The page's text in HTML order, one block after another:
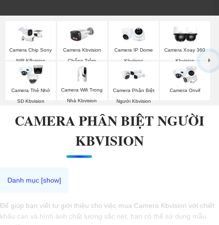
Camera Chip Sony
NIR KBvision
Camera Kbvision
Chống Trộm
Camera IP Dome
Kbviison
Camera Xoay 360
Kbvision
Camera Thẻ Nhớ
SD Kbvision
Camera Wifi Trong
Nhà Kbvision
Camera Phân Biệt
Người Kbvision
Camera Onvif
CAMERA PHÂN BIỆT NGƯỜI
KBVISION
Để giúp bạn viết tư giới thiệu cho việc mua Camera Kbvision với chiết
khấu cao và hình ảnh chất lượng sắc nét, bạn có thể sử dụng mẫu